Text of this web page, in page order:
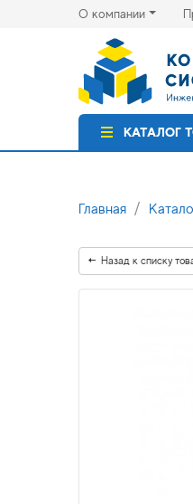
О компании
КАТАЛОГ
Главная
Назад к списку